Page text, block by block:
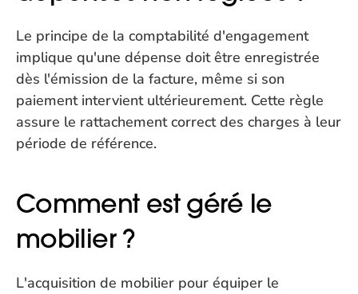
Le principe de la comptabilité d'engagement
implique qu'une dépense doit être enregistrée
dès l'émission de la facture, même si son
paiement intervient ultérieurement. Cette règle
assure le rattachement correct des charges à leur
période de référence.
Comment est géré le
mobilier ?
L'acquisition de mobilier pour équiper le